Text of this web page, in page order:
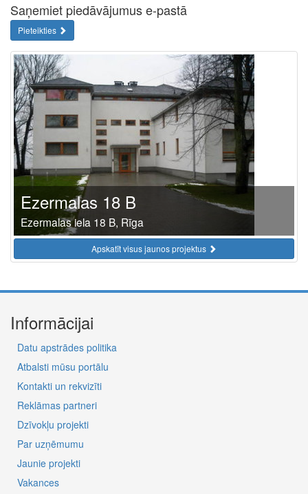
Saņemiet piedāvājumus e-pastā
Pieteikties
Ezermalas 18 B
Ezermalas iela 18 B, Rīga
Apskatīt visus jaunos projektus
Informācijai
Datu apstrādes politika
Atbalsti mūsu portālu
Kontakti un rekvizīti
Reklāmas partneri
Dzīvokļu projekti
Par uzņēmumu
Jaunie projekti
Vakances